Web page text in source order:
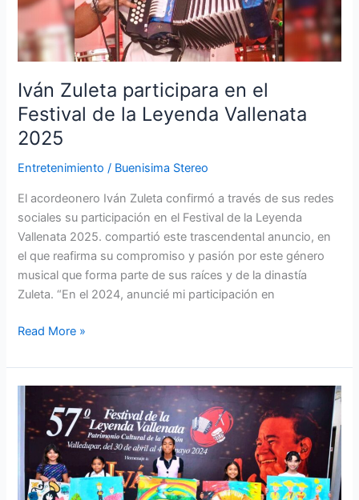
Iván Zuleta participara en el
Festival de la Leyenda Vallenata
2025
Entretenimiento / Buenisima Stereo
El acordeonero Iván Zuleta confirmó a través de sus redes
sociales su participación en el Festival de la Leyenda
Vallenata 2025. compartió este trascendental anuncio, en
el que reafirma su compromiso y pasión por este género
musical que forma parte de sus raíces y de la dinastía
Zuleta. “En el 2024, anuncié mi participación en
de
Leyenda
Vallenata
2025
Read More »
Festival
de
la
Leyenda
Vallenata
2024: